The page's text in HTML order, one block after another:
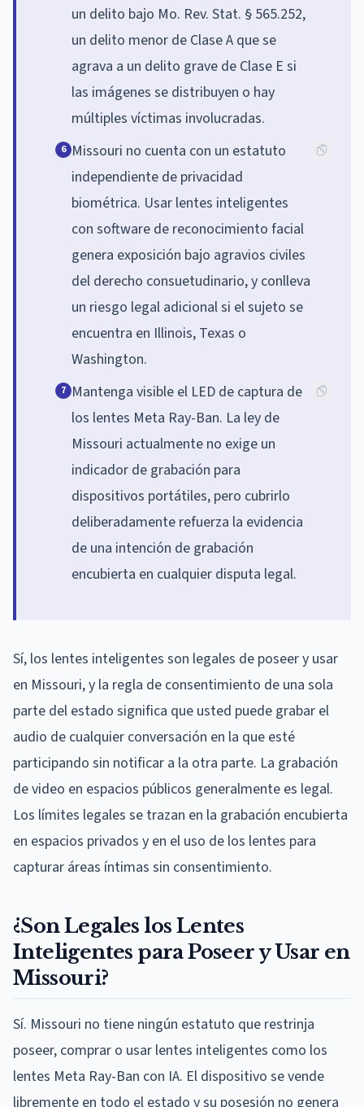
un delito bajo Mo. Rev. Stat. § 565.252,
un delito menor de Clase A que se
agrava a un delito grave de Clase E si
las imágenes se distribuyen o hay
múltiples víctimas involucradas.
6 Missouri no cuenta con un estatuto
independiente de privacidad
biométrica. Usar lentes inteligentes
con software de reconocimiento facial
genera exposición bajo agravios civiles
del derecho consuetudinario, y conlleva
un riesgo legal adicional si el sujeto se
encuentra en Illinois, Texas o
Washington.
7 Mantenga visible el LED de captura de
los lentes Meta Ray-Ban. La ley de
Missouri actualmente no exige un
indicador de grabación para
dispositivos portátiles, pero cubrirlo
deliberadamente refuerza la evidencia
de una intención de grabación
encubierta en cualquier disputa legal.
Sí, los lentes inteligentes son legales de poseer y usar
en Missouri, y la regla de consentimiento de una sola
parte del estado significa que usted puede grabar el
audio de cualquier conversación en la que esté
participando sin notificar a la otra parte. La grabación
de video en espacios públicos generalmente es legal.
Los límites legales se trazan en la grabación encubierta
en espacios privados y en el uso de los lentes para
capturar áreas íntimas sin consentimiento.
¿Son Legales los Lentes
Inteligentes para Poseer y Usar en
Missouri?
Sí. Missouri no tiene ningún estatuto que restrinja
poseer, comprar o usar lentes inteligentes como los
lentes Meta Ray-Ban con IA. El dispositivo se vende
libremente en todo el estado y su posesión no genera